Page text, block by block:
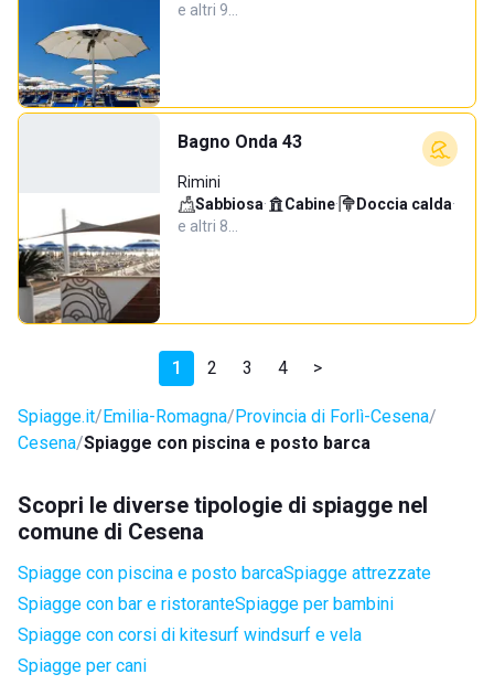
e altri 9…
Bagno Onda 43
Rimini
Sabbiosa· Cabine· Doccia calda·
e altri 8…
1 2 3 4 >
Spiagge.it Emilia-Romagna Provincia di Forlì-Cesena
Cesena Spiagge con piscina e posto barca
Scopri le diverse tipologie di spiagge nel
comune di Cesena
Spiagge con piscina e posto barcaSpiagge attrezzate
Spiagge con bar e ristoranteSpiagge per bambini
Spiagge con corsi di kitesurf windsurf e vela
Spiagge per cani